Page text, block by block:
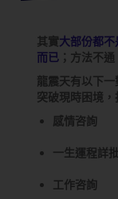
其實大部份都
而已 ；方法不
龍震天有以下
突破現時困境，
感情咨詢
一生運程詳
工作咨詢